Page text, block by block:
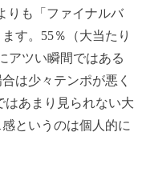
りも「ファイナルバ
す。55％（大当たり
アツい瞬間ではある
は少々テンポが悪く
はあまり見られない大
というのは個人的に